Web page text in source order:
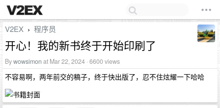
V2EX › 程序员
开心！我的新书终于开始印刷了
Bywowsimon at Mar 22, 2024 · 6600 views
不容易啊，两年前交的稿子，终于快出版了，忍不住炫耀一下哈哈